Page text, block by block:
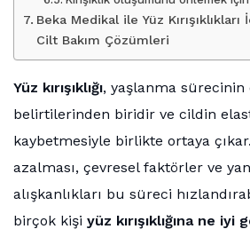
Beka Medikal ile Yüz
Cilt Bakım Çözümleri
Yüz kırışıklığı, yaşlanma sürecinin
belirtilerinden biridir ve cildin
kaybetmesiyle birlikte ortaya
azalması, çevresel faktörler ve
alışkanlıkları bu süreci
birçok kişi yüz kırışıklığına ne iyi